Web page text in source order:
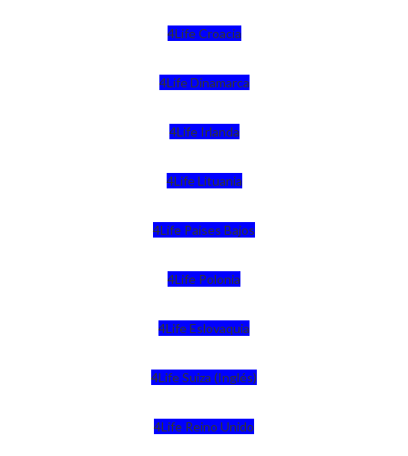
4Life Croacia
4Life Dinamarca
4Life Irlanda
4Life Lituania
4Life Paises Bajos
4Life Polonia
4Life Eslovaquia
4Life Suiza (Inglés)
4Life Reino Unido